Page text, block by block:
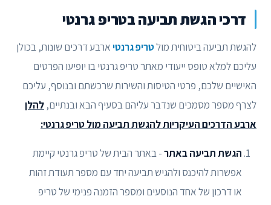
דרכי הגשת תביעה בטריפ גרנטי
להגשת תביעה ביטוחית מולטריפ גרנטיארבע דרכים שונות, בכולן
עליכם למלא טופס ייעודי מאתר טריפ גרנטי בו יופיעו הפרטים
האישיים שלכם, פרטי הטיסות והשירות שרכשתם ובנוסף, עליכם
לצרף מספר מסמכים שנדבר עליהם בסעיף הבא ובנתיים, להלן
ארבע הדרכים העיקריות להגשת תביעה מול טריפ גרנטי:
הגשת תביעה באתר- באתר הבית של טריפ גרנטי קיימת
אפשרות להיכנס ולהגיש תביעה יחד עם מספר תעודת זהות
או דרכון של אחד הנוסעים ומספר הזמנה פנימי של טריפ